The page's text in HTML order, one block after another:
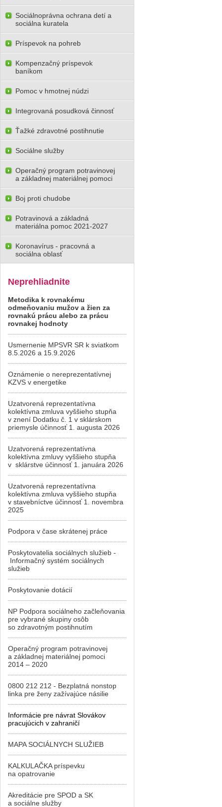
Sociálnoprávna ochrana detí a
sociálna kuratela
Príspevok na pohreb
Kompenzačný príspevok
baníkom
Pomoc v hmotnej núdzi
Integrovaná posudková činnosť
Ťažké zdravotné postihnutie
Sociálne služby
Operačný program potravinovej
a základnej materiálnej pomoci
Boj proti chudobe
Potravinová a základná
materiálna pomoc 2021-2027
Koronavírus - pracovná a
sociálna oblasť
Neprehliadnite
Metodika k rovnakému
odmeňovaniu mužov a žien za
rovnakú prácu alebo za prácu
rovnakej hodnoty
Usmernenie MPSVR SR k sviatkom
8.5.2026 a 15.9.2026
Oznámenie o nereprezentatívnej
KZVS v energetike
Uzatvorená reprezentatívna
kolektívna zmluva vyššieho stupňa
v znení Dodatku č. 1 v sklárskom
priemysle účinnosť 1. augusta 2026
Uzatvorená reprezentatívna
kolektívna zmluvy vyššieho stupňa
v sklárstve účinnosť 1. januára 2026
Uzatvorená reprezentatívna
kolektívna zmluva vyššieho stupňa
v stavebníctve účinnosť 1. novembra
2025
Podpora v čase skrátenej práce
Poskytovatelia sociálnych služieb -
Informačný systém sociálnych
služieb
Poskytovanie dotácií
NP Podpora sociálneho začleňovania
pre vybrané skupiny osôb
so zdravotným postihnutím
Operačný program potravinovej
a základnej materiálnej pomoci
2014 – 2020
0800 212 212 - Bezplatná nonstop
linka pre ženy zažívajúce násilie
Informácie pre návrat Slovákov
pracujúcich v zahraničí
MAPA SOCIÁLNYCH SLUŽIEB
KALKULAČKA príspevku
na opatrovanie
Akreditácie pre SPOD a SK
a sociálne služby